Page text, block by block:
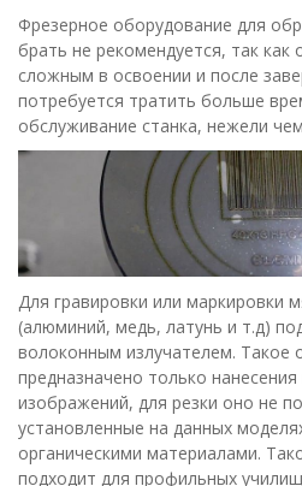
Фрезерное оборудование для
брать не рекомендуется, так как
сложным в освоении и после
потребуется тратить больше
обслуживание станка, нежели
Для гравировки или маркировки
(алюминий, медь, латунь и т.д)
волоконным излучателем. Такое
предназначено только
изображений, для резки оно не
установленные на данных
органическими материалами.
подходит для профильных